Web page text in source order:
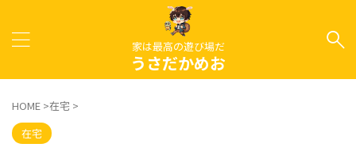
家は最高の遊び場だ
うさだかめお
HOME >在宅 >
在宅